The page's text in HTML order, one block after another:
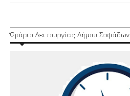
Ώράριο Λειτουργίας Δήμου Σοφάδων